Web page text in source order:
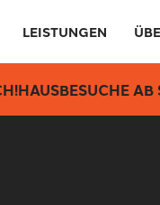
LEISTUNGEN
HAUSBESUCHE